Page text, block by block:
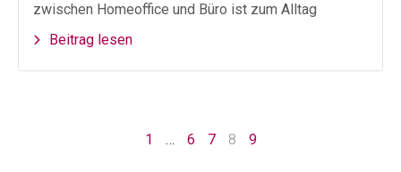
zwischen Homeoffice und Büro ist zum Alltag
Beitrag lesen
1 … 6 7 8 9